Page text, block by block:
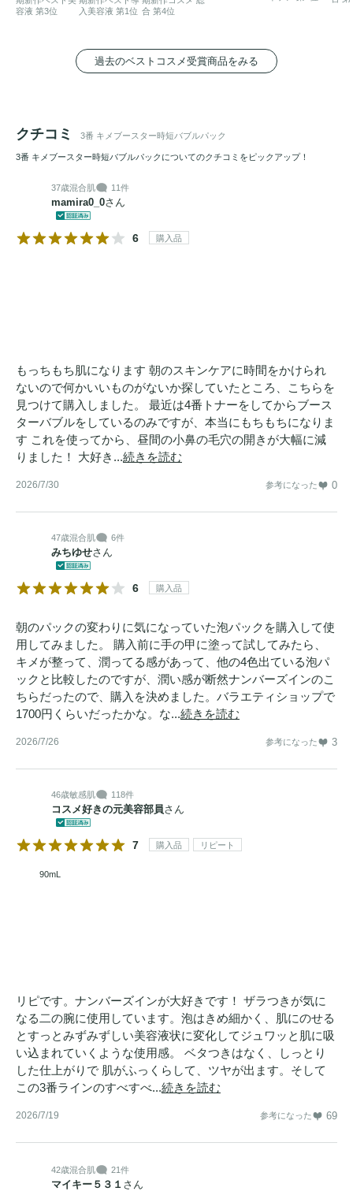
容液 第3位
入美容液 第1位 合 第4位
過去のベストコスメ受賞商品をみる
クチコミ 3番 キメブースター時短バブルパック
3番 キメブースター時短バブルパックについてのクチコミをピックアップ！
37歳混合肌 11件
mamira0_0さん
6 購入品
もっちもち肌になります 朝のスキンケアに時間をかけられ
ないので何かいいものがないか探していたところ、こちらを
見つけて購入しました。 最近は4番トナーをしてからブース
ターバブルをしているのみですが、本当にもちもちになりま
す これを使ってから、昼間の小鼻の毛穴の開きが大幅に減
りました！ 大好き...続きを読む
2026/7/30 参考になった 0
47歳混合肌 6件
みちゆせさん
6 購入品
朝のパックの変わりに気になっていた泡パックを購入して使
用してみました。 購入前に手の甲に塗って試してみたら、
キメが整って、潤ってる感があって、他の4色出ている泡パ
ックと比較したのですが、潤い感が断然ナンバーズインのこ
ちらだったので、購入を決めました。バラエティショップで
1700円くらいだったかな。な...続きを読む
2026/7/26 参考になった 3
46歳敏感肌 118件
コスメ好きの元美容部員さん
7 購入品 リピート
90mL
リピです。ナンバーズインが大好きです！ ザラつきが気に
なる二の腕に使用しています。泡はきめ細かく、肌にのせる
とすっとみずみずしい美容液状に変化してジュワッと肌に吸
い込まれていくような使用感。 ベタつきはなく、しっとり
した仕上がりで 肌がふっくらして、ツヤが出ます。そして
この3番ラインのすべすべ...続きを読む
2026/7/19 参考になった 69
42歳混合肌 21件
マイキー５３１ さん